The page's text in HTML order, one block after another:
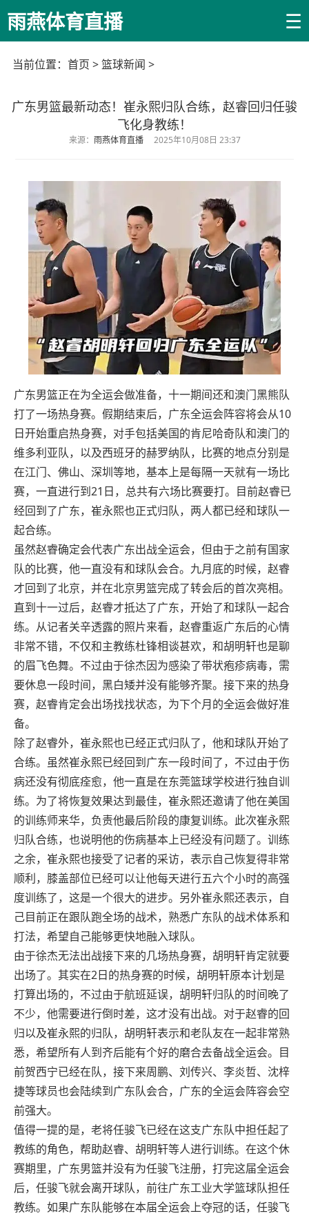
雨燕体育直播 ☰
当前位置： 首页 >篮球新闻 >
广东男篮最新动态！崔永熙归队合练，赵睿回归任骏
飞化身教练！
来源： 雨燕体育直播 2025年10月08日 23:37
广东男篮正在为全运会做准备，十一期间还和澳门黑熊队
打了一场热身赛。假期结束后，广东全运会阵容将会从10
日开始重启热身赛，对手包括美国的肯尼哈奇队和澳门的
维多利亚队，以及西班牙的赫罗纳队，比赛的地点分别是
在江门、佛山、深圳等地，基本上是每隔一天就有一场比
赛，一直进行到21日，总共有六场比赛要打。目前赵睿已
经回到了广东，崔永熙也正式归队，两人都已经和球队一
起合练。
虽然赵睿确定会代表广东出战全运会，但由于之前有国家
队的比赛，他一直没有和球队会合。九月底的时候，赵睿
才回到了北京，并在北京男篮完成了转会后的首次亮相。
直到十一过后，赵睿才抵达了广东，开始了和球队一起合
练。从记者关辛透露的照片来看，赵睿重返广东后的心情
非常不错，不仅和主教练杜锋相谈甚欢，和胡明轩也是聊
的眉飞色舞。不过由于徐杰因为感染了带状疱疹病毒，需
要休息一段时间，黑白矮并没有能够齐聚。接下来的热身
赛，赵睿肯定会出场找找状态，为下个月的全运会做好准
备。
除了赵睿外，崔永熙也已经正式归队了，他和球队开始了
合练。虽然崔永熙已经回到广东一段时间了，不过由于伤
病还没有彻底痊愈，他一直是在东莞篮球学校进行独自训
练。为了将恢复效果达到最佳，崔永熙还邀请了他在美国
的训练师来华，负责他最后阶段的康复训练。此次崔永熙
归队合练，也说明他的伤病基本上已经没有问题了。训练
之余，崔永熙也接受了记者的采访，表示自己恢复得非常
顺利，膝盖部位已经可以让他每天进行五六个小时的高强
度训练了，这是一个很大的进步。另外崔永熙还表示，自
己目前正在跟队跑全场的战术，熟悉广东队的战术体系和
打法，希望自己能够更快地融入球队。
由于徐杰无法出战接下来的几场热身赛，胡明轩肯定就要
出场了。其实在2日的热身赛的时候，胡明轩原本计划是
打算出场的，不过由于航班延误，胡明轩归队的时间晚了
不少，他需要进行倒时差，这才没有出战。对于赵睿的回
归以及崔永熙的归队，胡明轩表示和老队友在一起非常熟
悉，希望所有人到齐后能有个好的磨合去备战全运会。目
前贺西宁已经在队，接下来周鹏、刘传兴、李炎哲、沈梓
捷等球员也会陆续到广东队会合，广东的全运会阵容会空
前强大。
值得一提的是，老将任骏飞已经在这支广东队中担任起了
教练的角色，帮助赵睿、胡明轩等人进行训练。在这个休
赛期里，广东男篮并没有为任骏飞注册，打完这届全运会
后，任骏飞就会离开球队，前往广东工业大学篮球队担任
教练。如果广东队能够在本届全运会上夺冠的话，任骏飞